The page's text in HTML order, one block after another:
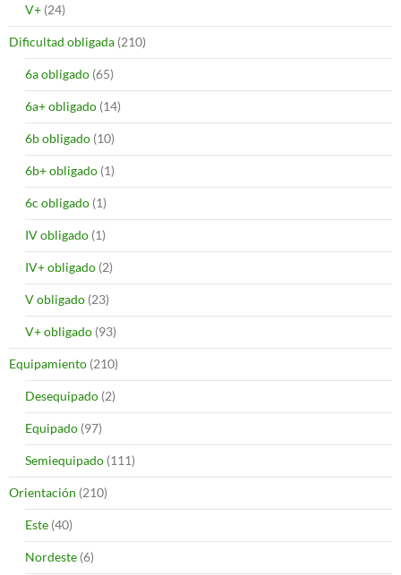
V+ (24)
Dificultad obligada (210)
6a obligado (65)
6a+ obligado (14)
6b obligado (10)
6b+ obligado (1)
6c obligado (1)
IV obligado (1)
IV+ obligado (2)
V obligado (23)
V+ obligado (93)
Equipamiento (210)
Desequipado (2)
Equipado (97)
Semiequipado (111)
Orientación (210)
Este (40)
Nordeste (6)